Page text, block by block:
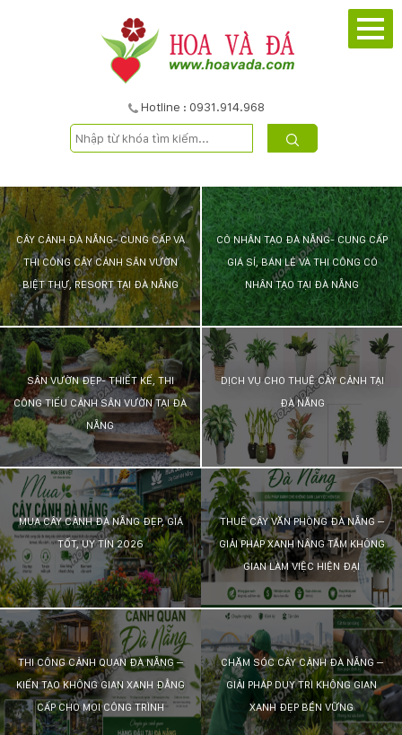
Hotline : 0931.914.968
DỰ
ÁN
SẢN
PHẨM
DỊCH
VỤ
KỸ
THUẬT
TRỒNG
CÂY
HÌNH
ẢNH
LIÊN
HỆ
CÂY CẢNH ĐÀ NẴNG- CUNG CẤP VÀ
THI CÔNG CÂY CẢNH SÂN VƯỜN
BIỆT THỰ, RESORT TẠI ĐÀ NẴNG
CỎ NHÂN TẠO ĐÀ NẴNG- CUNG CẤP
GIÁ SỈ, BÁN LẺ VÀ THI CÔNG CỎ
NHÂN TẠO TẠI ĐÀ NẴNG
SÂN VƯỜN ĐẸP- THIẾT KẾ, THI
CÔNG TIỂU CẢNH SÂN VƯỜN TẠI ĐÀ
NẴNG
DỊCH VỤ CHO THUÊ CÂY CẢNH TẠI
ĐÀ NẴNG
MUA CÂY CẢNH ĐÀ NẴNG ĐẸP, GIÁ
TỐT, UY TÍN 2026
THUÊ CÂY VĂN PHÒNG ĐÀ NẴNG –
GIẢI PHÁP XANH NÂNG TẦM KHÔNG
GIAN LÀM VIỆC HIỆN ĐẠI
THI CÔNG CẢNH QUAN ĐÀ NẴNG –
KIẾN TẠO KHÔNG GIAN XANH ĐẲNG
CẤP CHO MỌI CÔNG TRÌNH
CHĂM SÓC CÂY CẢNH ĐÀ NẴNG –
GIẢI PHÁP DUY TRÌ KHÔNG GIAN
XANH ĐẸP BỀN VỮNG